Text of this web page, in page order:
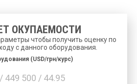
ОКУПАЕМОСТИ
чтобы получить оценку по
с данного оборудования.
/ 449 500 / 44.95
(USD/грн/курс)